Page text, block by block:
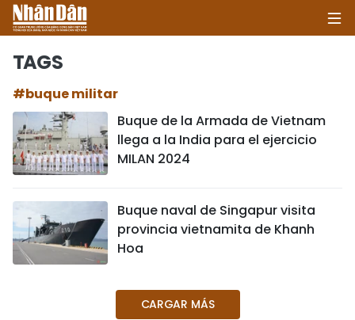
POLÍTICA
SOCIEDAD
CULTURA - ENTRETENIMIENTO
TAGS
#buque militar
Buque de la Armada de Vietnam
llega a la India para el ejercicio
MILAN 2024
Buque naval de Singapur visita
provincia vietnamita de Khanh
Hoa
CARGAR MÁS